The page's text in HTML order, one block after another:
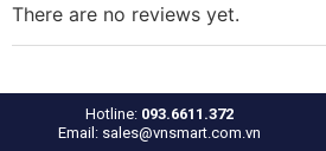
There are no reviews yet.
Hotline: 093.6611.372
Email: sales@vnsmart.com.vn